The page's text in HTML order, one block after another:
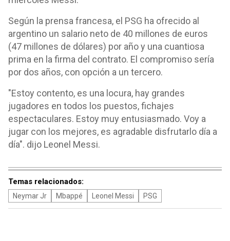
Según la prensa francesa, el PSG ha ofrecido al
argentino un salario neto de 40 millones de euros
(47 millones de dólares) por año y una cuantiosa
prima en la firma del contrato. El compromiso sería
por dos años, con opción a un tercero.
"Estoy contento, es una locura, hay grandes
jugadores en todos los puestos, fichajes
espectaculares. Estoy muy entusiasmado. Voy a
jugar con los mejores, es agradable disfrutarlo día a
día". dijo Leonel Messi.
Temas relacionados:
Neymar Jr Mbappé Leonel Messi PSG